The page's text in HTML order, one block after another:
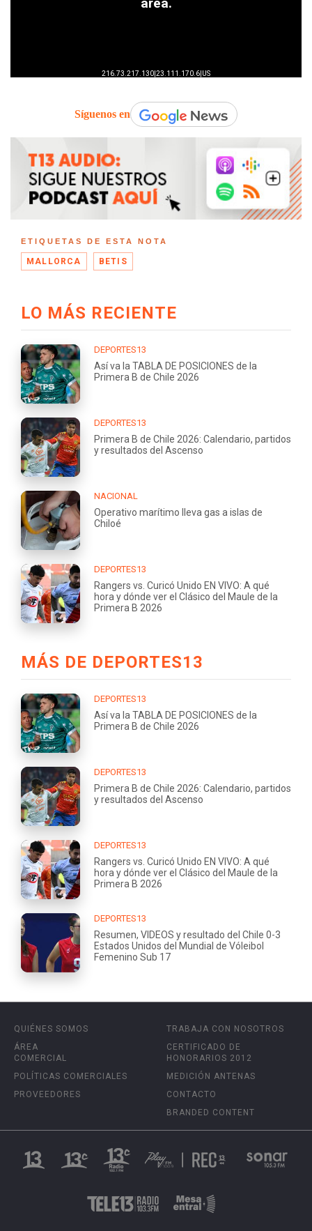
Síguenos en
ETIQUETAS DE ESTA NOTA
MALLORCA BETIS
LO MÁS RECIENTE
DEPORTES13
Así va la TABLA DE POSICIONES de la
Primera B de Chile 2026
DEPORTES13
Primera B de Chile 2026: Calendario, partidos
y resultados del Ascenso
NACIONAL
Operativo marítimo lleva gas a islas de
Chiloé
DEPORTES13
Rangers vs. Curicó Unido EN VIVO: A qué
hora y dónde ver el Clásico del Maule de la
Primera B 2026
MÁS DE DEPORTES13
DEPORTES13
Así va la TABLA DE POSICIONES de la
Primera B de Chile 2026
DEPORTES13
Primera B de Chile 2026: Calendario, partidos
y resultados del Ascenso
DEPORTES13
Rangers vs. Curicó Unido EN VIVO: A qué
hora y dónde ver el Clásico del Maule de la
Primera B 2026
DEPORTES13
Resumen, VIDEOS y resultado del Chile 0-3
Estados Unidos del Mundial de Vóleibol
Femenino Sub 17
QUIÉNES SOMOS
ÁREA
COMERCIAL
POLÍTICAS COMERCIALES
PROVEEDORES
TRABAJA CON NOSOTROS
CERTIFICADO DE
HONORARIOS 2012
MEDICIÓN ANTENAS
CONTACTO
BRANDED CONTENT